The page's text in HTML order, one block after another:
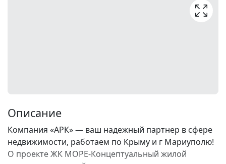
Описание
Компания «АРК» — ваш надежный партнер в сфере
недвижимости, работаем по Крыму и г Мариуполю!
О проекте ЖК МОРЕ-Концептуальный жилой